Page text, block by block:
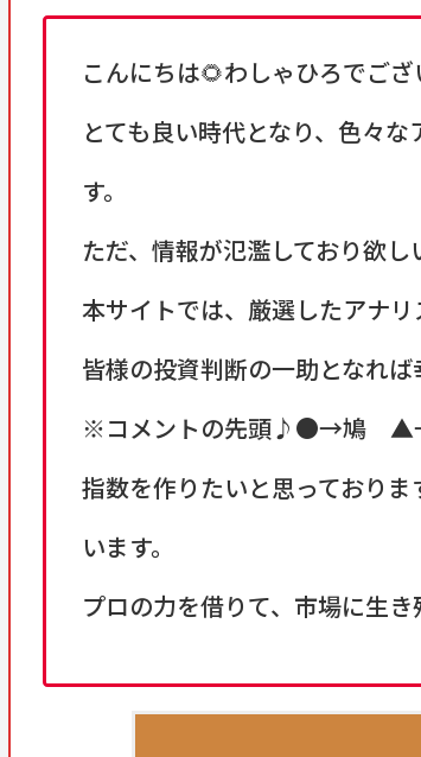
こんにちは🌻わしゃひろでござ
とても良い時代となり、色々
す。
ただ、情報が氾濫しており欲し
本サイトでは、厳選したアナ
皆様の投資判断の一助となれ
※コメントの先頭♪●→鳩 ▲→
指数を作りたいと思っておりま
います。
プロの力を借りて、市場に生